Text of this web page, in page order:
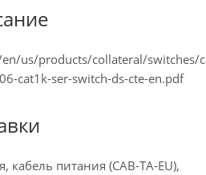
us/products/collateral/switches/
cat1k-ser-switch-ds-cte-en.pdf
кабель питания (CAB-TA-EU),